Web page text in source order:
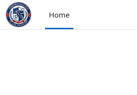
ပင်မစာမျက်နှာထိ ကျော်မည်
Home